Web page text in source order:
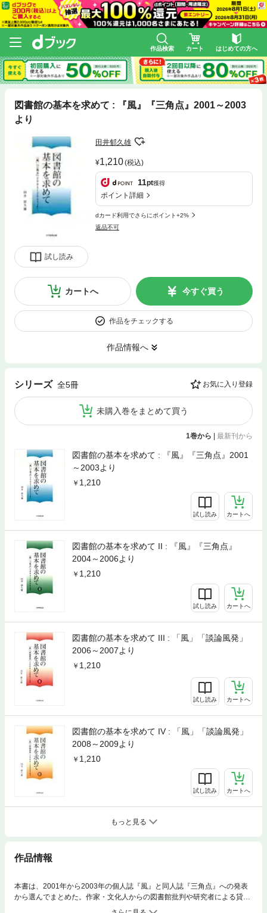
作品検索 カート はじめての方へ
図書館の基本を求めて : 『風』『三角点』2001～2003
より
試し読み
田井郁久雄
1,210(税込)
11pt獲得
ポイント詳細
dカード利用でさらにポイント+2%
返品不可
カートへ 今すぐ買う
作品をチェックする
作品情報へ
シリーズ 全5冊 お気に入り登録
未購入巻をまとめて買う
1巻から 最新刊から
図書館の基本を求めて : 『風』『三角点』2001
～2003より
1,210
試し読み カートへ
図書館の基本を求めて II : 『風』『三角点』
2004～2006より
1,210
試し読み カートへ
図書館の基本を求めて III : 「風」「談論風発」
2006～2007より
1,210
試し読み カートへ
図書館の基本を求めて IV : 「風」「談論風発」
2008～2009より
1,210
試し読み カートへ
もっと見る
作品情報
本書は、2001年から2003年の個人誌『風』と同人誌『三角点』への発表
から選んでまとめた。作家・文化人からの図書館批判や研究者による貸出
サービス批判への反論等を柱に、時代の動きに対して、図書館現場の視点